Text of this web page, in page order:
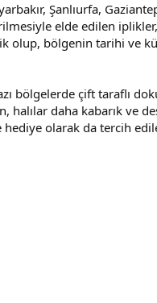
Şanlıurfa,
elde edilen
olup, bölgenin tarihi ve
bölgelerde çift taraflı
daha kabarık ve
olarak da tercih